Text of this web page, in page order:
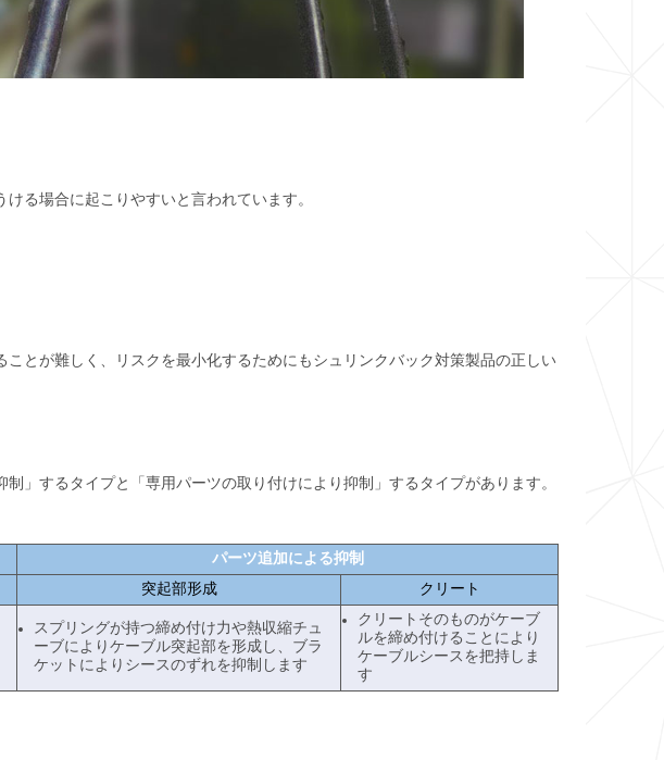
る場合に起こりやすいと言われています。
とが難しく、リスクを最小化するためにもシュリンクバック対策製品の正しい
」するタイプと「専用パーツの取り付けにより抑制」するタイプがあります。
パーツ追加による抑制
突起部形成 クリート
スプリングが持つ締め付け力や熱収縮チュ
ーブによりケーブル突起部を形成し、ブラ
ケットによりシースのずれを抑制します
クリートそのものがケーブ
ルを締め付けることにより
ケーブルシースを把持しま
す